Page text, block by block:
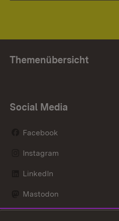
Themenübersicht
Social Media
Facebook
Instagram
LinkedIn
Mastodon